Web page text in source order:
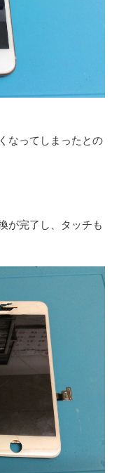
なってしまったとの
が完了し、タッチも